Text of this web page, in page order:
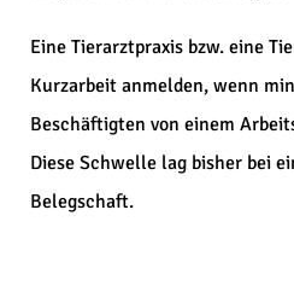
Eine Tierarztpraxis bzw. eine
Kurzarbeit anmelden, wenn
Beschäftigten von einem
Diese Schwelle lag bisher bei
Belegschaft.